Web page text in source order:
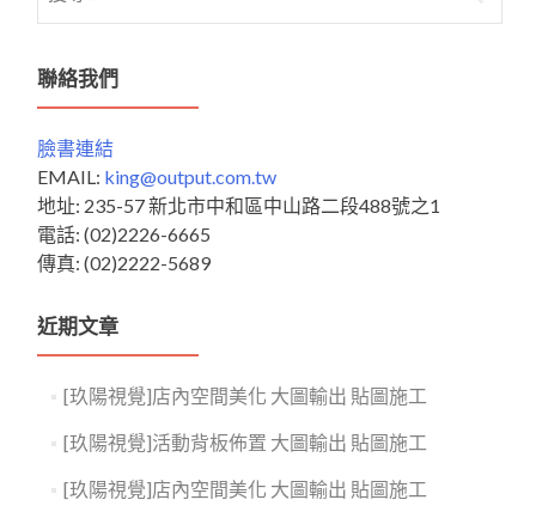
尋
鍵
字:
聯絡我們
臉書連結
EMAIL: king@output.com.tw
地址: 235-57 新北市中和區中山路二段488號之1
電話: (02)2226-6665
傳真: (02)2222-5689
近期文章
[玖陽視覺]店內空間美化 大圖輸出 貼圖施工
[玖陽視覺]活動背板佈置 大圖輸出 貼圖施工
[玖陽視覺]店內空間美化 大圖輸出 貼圖施工